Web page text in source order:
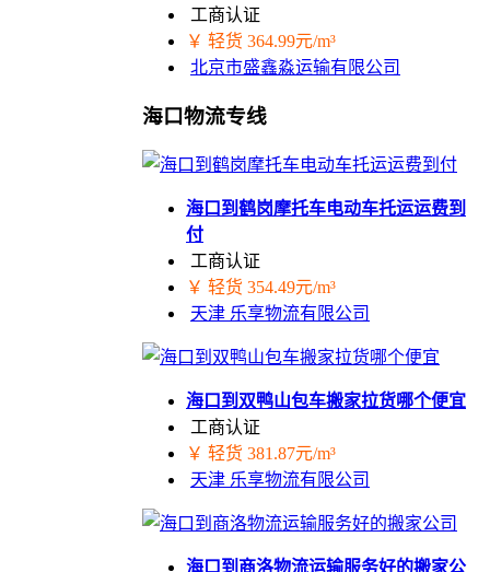
工商认证
￥ 轻货 364.99元/m³
北京市盛鑫淼运输有限公司
海口物流专线
海口到鹤岗摩托车电动车托运运费到
付
工商认证
￥ 轻货 354.49元/m³
天津 乐享物流有限公司
海口到双鸭山包车搬家拉货哪个便宜
工商认证
￥ 轻货 381.87元/m³
天津 乐享物流有限公司
海口到商洛物流运输服务好的搬家公